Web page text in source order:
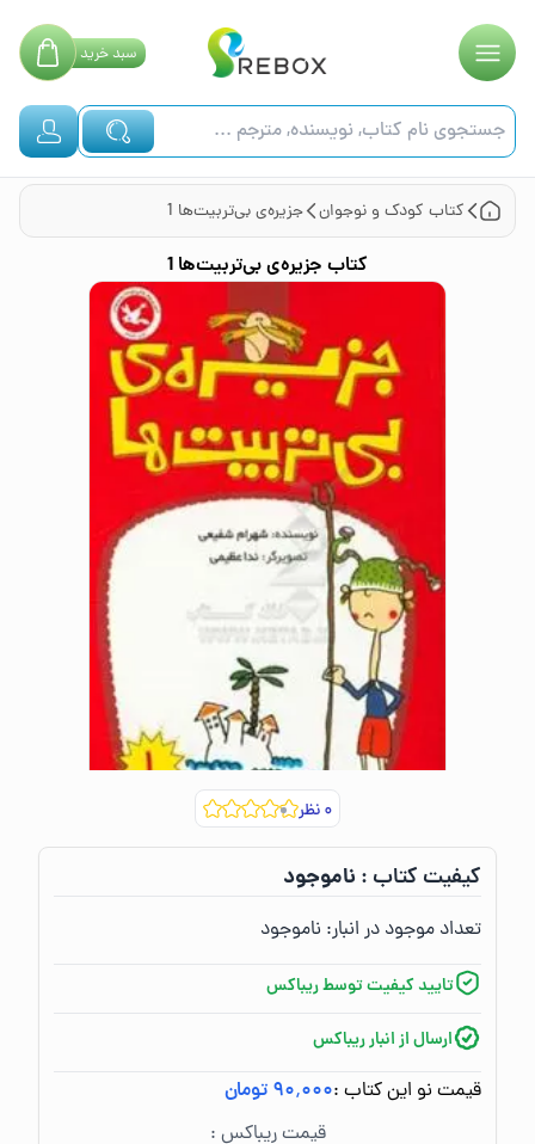
سبدخرید
کتاب کودک و نوجوان جزیره‌ی بی‌تربیت‌ها 1
کتاب جزیره‌ی بی‌تربیت‌ها 1
۰نظر
کیفیت کتاب :‌ ناموجود
تعداد موجود در انبار:‌ ناموجود
تایید کیفیت توسط ریباکس
ارسال از انبار ریباکس
قیمت نو این کتاب :۹۰٬۰۰۰ تومان
قیمت ریباکس :